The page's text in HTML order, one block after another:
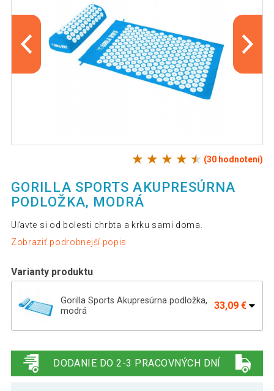
(30 hodnotení)
GORILLA SPORTS AKUPRESÚRNA
PODLOŽKA, MODRÁ
Uľavte si od bolesti chrbta a krku sami doma.
Zobraziť podrobnejší popis
Varianty produktu
Gorilla Sports Akupresúrna podložka,
modrá
33,09 €
fialová
DODANIE DO 2-3 PRACOVNÝCH DNÍ